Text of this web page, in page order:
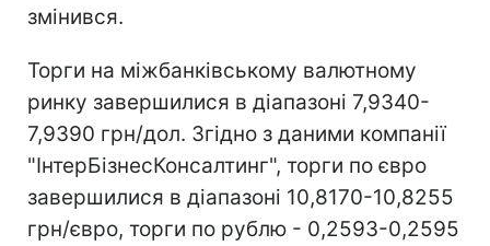
змінився.
Торги на міжбанківському валютному
ринку завершилися в діапазоні 7,9340-
7,9390 грн/дол. Згідно з даними компанії
"ІнтерБізнесКонсалтинг", торги по євро
завершилися в діапазоні 10,8170-10,8255
грн/євро, торги по рублю - 0,2593-0,2595